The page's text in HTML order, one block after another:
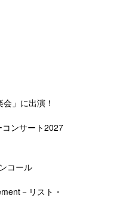
」に出演！
ンサート2027
コール
－リスト・